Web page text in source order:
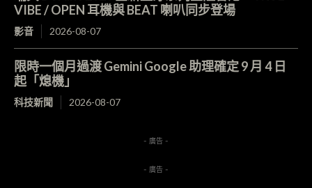
VIBE / OPEN 耳機與 BEAT 喇叭同步登場
影音 2026-08-07
限時一個月過渡 Gemini Google 助理確定 9 月 4 日
起「熄機」
科技新聞 2026-08-07
- 廣告 -
- 廣告 -